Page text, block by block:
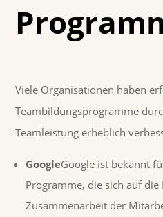
Viele Organisationen haben
Teambildungsprogramme
Teamleistung erheblich
GoogleGoogle ist bekannt
Programme, die sich auf
Zusammenarbeit der